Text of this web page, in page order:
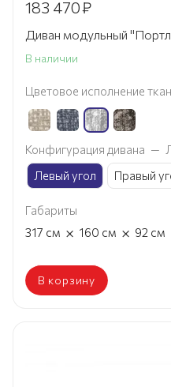
183 470₽
Диван модульный
В наличии
Цветовое исполнение
Конфигурация дивана —
Левый угол
Правый
Габариты
317 см × 160 см × 92 см
В корзину